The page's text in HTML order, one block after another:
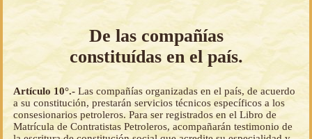
De las compañías
constituídas en el país.
Artículo 10°.- Las compañías organizadas en el país, de acuerdo
a su constitución, prestarán servicios técnicos específicos a los
consesionarios petroleros. Para ser registrados en el Libro de
Matrícula de Contratistas Petroleros, acompañarán testimonio de